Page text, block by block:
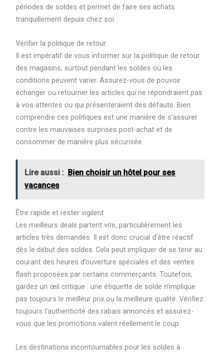
périodes de soldes et permet de faire ses achats
tranquillement depuis chez soi.
Vérifier la politique de retour
Il est impératif de vous informer sur la politique de retour
des magasins, surtout pendant les soldes où les
conditions peuvent varier. Assurez-vous de pouvoir
échanger ou retourner les articles qui ne répondraient pas
à vos attentes ou qui présenteraient des défauts. Bien
comprendre ces politiques est une manière de s’assurer
contre les mauvaises surprises post-achat et de
consommer de manière plus sécurisée.
Lire aussi : Bien choisir un hôtel pour ses
vacances
Être rapide et rester vigilent
Les meilleurs deals partent vite, particulièrement les
articles très demandés. Il est donc crucial d’être réactif
dès le début des soldes. Cela peut impliquer de se tenir au
courant des heures d’ouverture spéciales et des ventes
flash proposées par certains commerçants. Toutefois,
gardez un œil critique : une étiquette de solde n’implique
pas toujours le meilleur prix ou la meilleure qualité. Vérifiez
toujours l’authenticité des rabais annoncés et assurez-
vous que les promotions valent réellement le coup.
Les destinations incontournables pour les soldes à